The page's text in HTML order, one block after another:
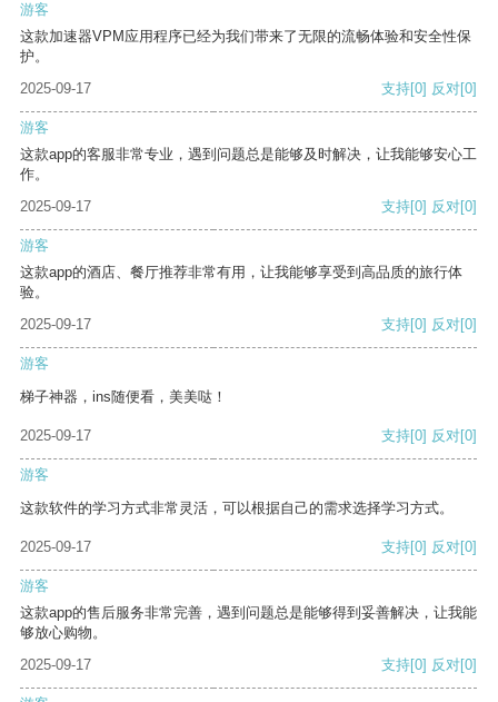
游客
这款加速器VPM应用程序已经为我们带来了无限的流畅体验和安全性保
护。
2025-09-17
支持[0] 反对[0]
游客
这款app的客服非常专业，遇到问题总是能够及时解决，让我能够安心工
作。
2025-09-17
支持[0] 反对[0]
游客
这款app的酒店、餐厅推荐非常有用，让我能够享受到高品质的旅行体
验。
2025-09-17
支持[0] 反对[0]
游客
梯子神器，ins随便看，美美哒！
2025-09-17 支持[0] 反对[0]
游客
这款软件的学习方式非常灵活，可以根据自己的需求选择学习方式。
2025-09-17 支持[0] 反对[0]
游客
这款app的售后服务非常完善，遇到问题总是能够得到妥善解决，让我能
够放心购物。
2025-09-17
支持[0] 反对[0]